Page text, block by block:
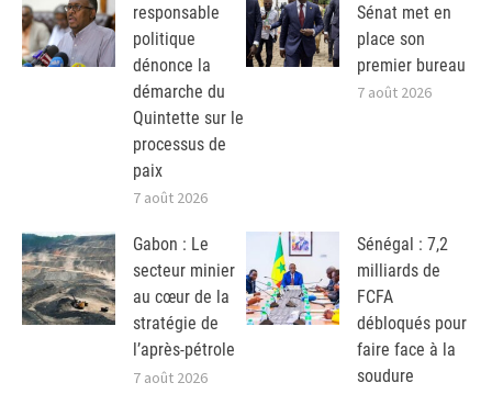
responsable
politique
dénonce la
démarche du
Quintette sur le
processus de
paix
7 août 2026
Sénat met en
place son
premier bureau
7 août 2026
Gabon : Le
secteur minier
au cœur de la
stratégie de
l’après-pétrole
7 août 2026
Sénégal : 7,2
milliards de
FCFA
débloqués pour
faire face à la
soudure